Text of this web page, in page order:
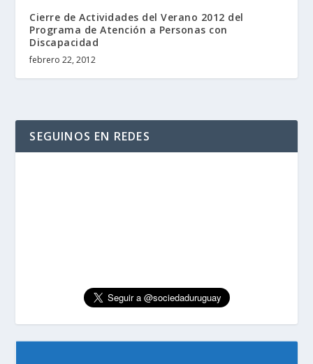
Cierre de Actividades del Verano 2012 del
Programa de Atención a Personas con
Discapacidad
febrero 22, 2012
SEGUINOS EN REDES